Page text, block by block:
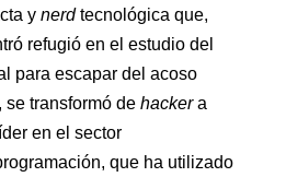
y nerdtecnológica que,
refugió en el estudio del
para escapar del acoso
se transformó de hackera
en el sector
que ha utilizado